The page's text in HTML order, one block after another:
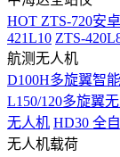
HOT ZTS-720安
421L10 ZTS-
航测无人机
D100H多旋翼智
L150/120多旋翼
无人机 HD30 全
无人机载荷